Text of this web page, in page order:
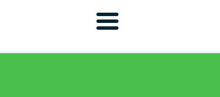
Convênio Online